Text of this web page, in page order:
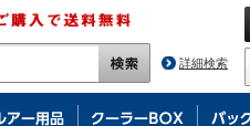
詳細検索